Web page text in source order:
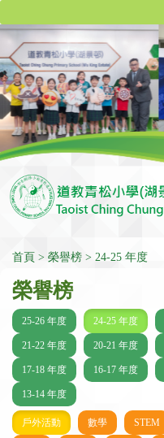
首頁 榮譽榜 24-25 年度
榮譽榜
25-26 年度 24-25 年度
21-22 年度 20-21 年度
17-18 年度 16-17 年度
13-14 年度
戶外活動 數學 STEM